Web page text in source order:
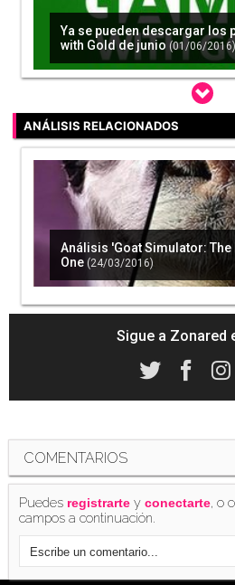
Ya se pueden descargar los
with Gold de junio (01/06/2016)
'Goat Simulator: PayDay'
móviles
(26/05/2017)
Consigue los mejores
pagando lo que tu quieras
THQ Nordic tiene más de 80
desarrollo. La mitad, por
ANÁLISIS RELACIONADOS
Análisis 'Goat Simulator: The
One (24/03/2016)
Sigue a Zonared
COMENTARIOS
Puedes registrarte yconectarte, o
campos a continuación.